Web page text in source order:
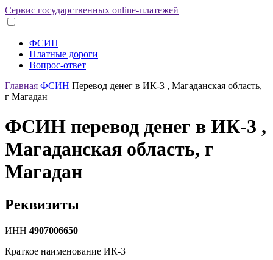
Сервис государственных online-платежей
ФСИН
Платные дороги
Вопрос-ответ
Главная ФСИН Перевод денег в ИК-3 , Магаданская область,
г Магадан
ФСИН перевод денег в ИК-3 ,
Магаданская область, г
Магадан
Реквизиты
ИНН 4907006650
Краткое наименование ИК-3